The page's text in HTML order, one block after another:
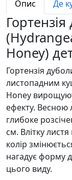
Опис Де
Honey)
Гортензія
листопадним
Honey
ефекту. Весною
глибоке
см. Влітку
колір
нагадує форму
цього виду.